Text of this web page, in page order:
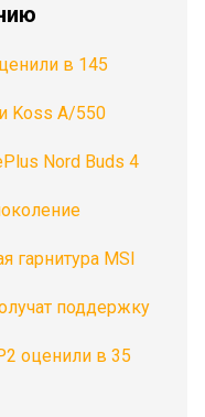
в 145
Koss A/550
Nord Buds 4
гарнитура MSI
поддержку
оценили в 35